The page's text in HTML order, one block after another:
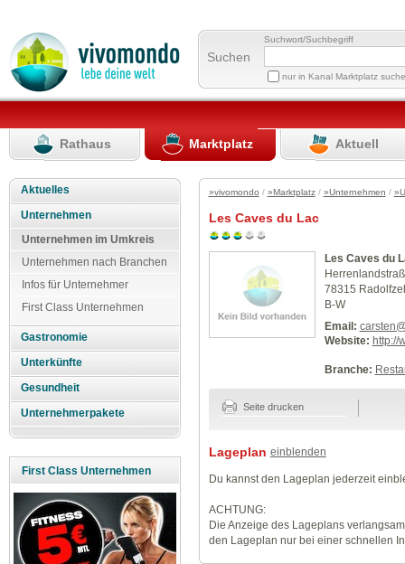
Suchen
Suchwort/Suchbegriff
nur in Kanal Marktplatz
Rathaus Marktplatz Aktuell
Aktuelles
Unternehmen
Unternehmen im Umkreis
Unternehmen nach Branchen
Infos für Unternehmer
First Class Unternehmen
Gastronomie
Unterkünfte
Gesundheit
Unternehmerpakete
First Class Unternehmen
»vivomondo / »Marktplatz/ »Unternehmen /
Les Caves du Lac
Les Caves du
78315
B-W
Email:
Website: http://
Branche:
Seite drucken
Lageplan einblenden
Du kannst den Lageplan jederzeit
ACHTUNG:
Die Anzeige des Lageplans
den Lageplan nur bei einer schnellen